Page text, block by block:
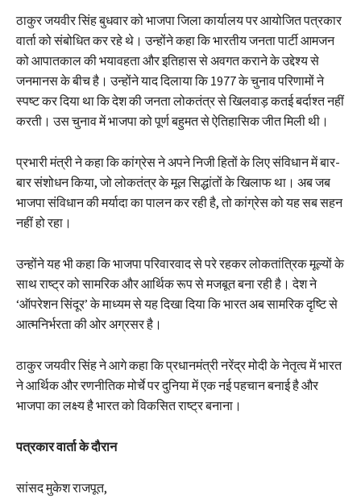
ठाकुर जयवीर सिंह बुधवार को भाजपा जिला कार्यालय पर आयोजित पत्रकार
वार्ता को संबोधित कर रहे थे। उन्होंने कहा कि भारतीय जनता पार्टी आमजन
को आपातकाल की भयावहता और इतिहास से अवगत कराने के उद्देश्य से
जनमानस के बीच है। उन्होंने याद दिलाया कि 1977 के चुनाव परिणामों ने
स्पष्ट कर दिया था कि देश की जनता लोकतंत्र से खिलवाड़ कतई बर्दाश्त नहीं
करती। उस चुनाव में भाजपा को पूर्ण बहुमत से ऐतिहासिक जीत मिली थी।
प्रभारी मंत्री ने कहा कि कांग्रेस ने अपने निजी हितों के लिए संविधान में बार-
बार संशोधन किया, जो लोकतंत्र के मूल सिद्धांतों के खिलाफ था। अब जब
भाजपा संविधान की मर्यादा का पालन कर रही है, तो कांग्रेस को यह सब सहन
नहीं हो रहा।
उन्होंने यह भी कहा कि भाजपा परिवारवाद से परे रहकर लोकतांत्रिक मूल्यों के
साथ राष्ट्र को सामरिक और आर्थिक रूप से मजबूत बना रही है। देश ने
‘ऑपरेशन सिंदूर’ के माध्यम से यह दिखा दिया कि भारत अब सामरिक दृष्टि से
आत्मनिर्भरता की ओर अग्रसर है।
ठाकुर जयवीर सिंह ने आगे कहा कि प्रधानमंत्री नरेंद्र मोदी के नेतृत्व में भारत
ने आर्थिक और रणनीतिक मोर्चे पर दुनिया में एक नई पहचान बनाई है और
भाजपा का लक्ष्य है भारत को विकसित राष्ट्र बनाना।
पत्रकार वार्ता के दौरान
सांसद मुकेश राजपूत,